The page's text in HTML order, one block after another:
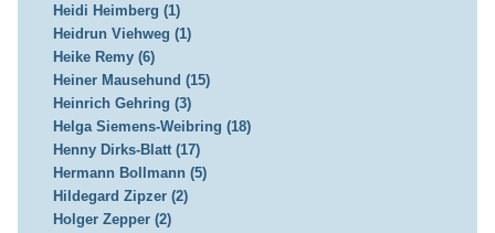
Heidi Heimberg (1)
Heidrun Viehweg (1)
Heike Remy (6)
Heiner Mausehund (15)
Heinrich Gehring (3)
Helga Siemens-Weibring (18)
Henny Dirks-Blatt (17)
Hermann Bollmann (5)
Hildegard Zipzer (2)
Holger Zepper (2)